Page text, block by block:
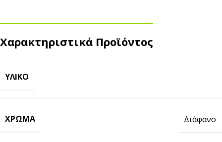
Χαρακτηριστικά Προϊόντος
ΥΛΙΚΌ
ΧΡΏΜΑ Διάφανο